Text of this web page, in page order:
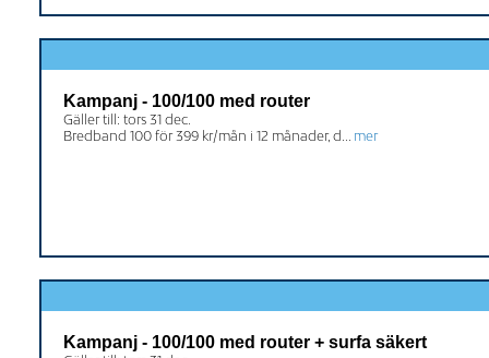
Kampanj - 100/100 med router
Gäller till: tors 31 dec.
Bredband 100 för 399 kr/mån i 12 månader, d... mer
Kampanj - 100/100 med router + surfa säkert